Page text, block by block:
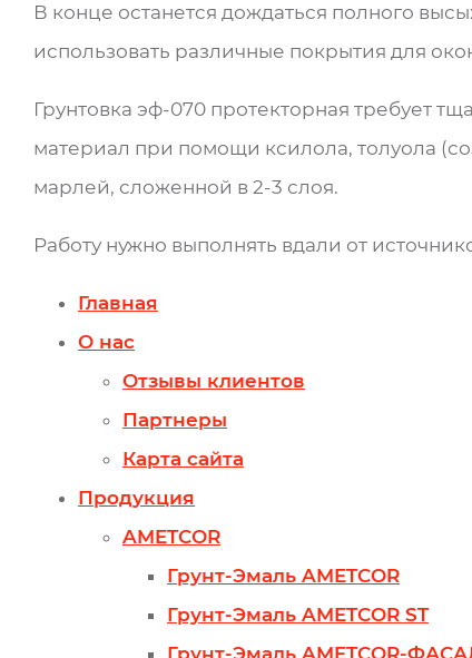
В конце останется дождаться полного
использовать различные покрытия для
Грунтовка эф-070 протекторная требует
материал при помощи ксилола, толуола
марлей, сложенной в 2-3 слоя.
Работу нужно выполнять вдали от
Главная
О нас
Отзывы клиентов
Партнеры
Карта сайта
Продукция
AMETCOR
Грунт-Эмаль AMETCOR
Грунт-Эмаль AMETCOR ST
Грунт-Эмаль AMETCOR-